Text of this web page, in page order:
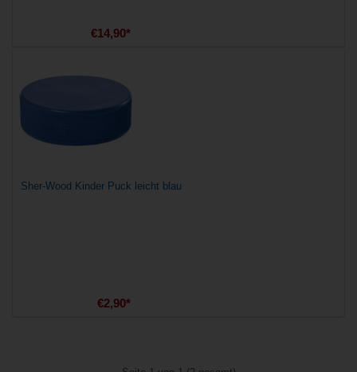
€14,90*
Sher-Wood Kinder Puck leicht blau
€2,90*